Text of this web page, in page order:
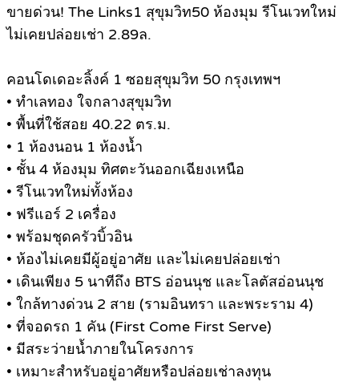
ขายด่วน! The Links1 สุขุมวิท50 ห้องมุม รีโนเวทใหม่
ไม่เคยปล่อยเช่า 2.89ล.
คอนโดเดอะลิ้งค์ 1 ซอยสุขุมวิท 50 กรุงเทพฯ
• ทำเลทอง ใจกลางสุขุมวิท
• พื้นที่ใช้สอย 40.22 ตร.ม.
• 1 ห้องนอน 1 ห้องน้ำ
• ชั้น 4 ห้องมุม ทิศตะวันออกเฉียงเหนือ
• รีโนเวทใหม่ทั้งห้อง
• ฟรีแอร์ 2 เครื่อง
• พร้อมชุดครัวบิ้วอิน
• ห้องไม่เคยมีผู้อยู่อาศัย และไม่เคยปล่อยเช่า
• เดินเพียง 5 นาทีถึง BTS อ่อนนุช และโลตัสอ่อนนุช
• ใกล้ทางด่วน 2 สาย (รามอินทรา และพระราม 4)
• ที่จอดรถ 1 คัน (First Come First Serve)
• มีสระว่ายน้ำภายในโครงการ
• เหมาะสำหรับอยู่อาศัยหรือปล่อยเช่าลงทุน